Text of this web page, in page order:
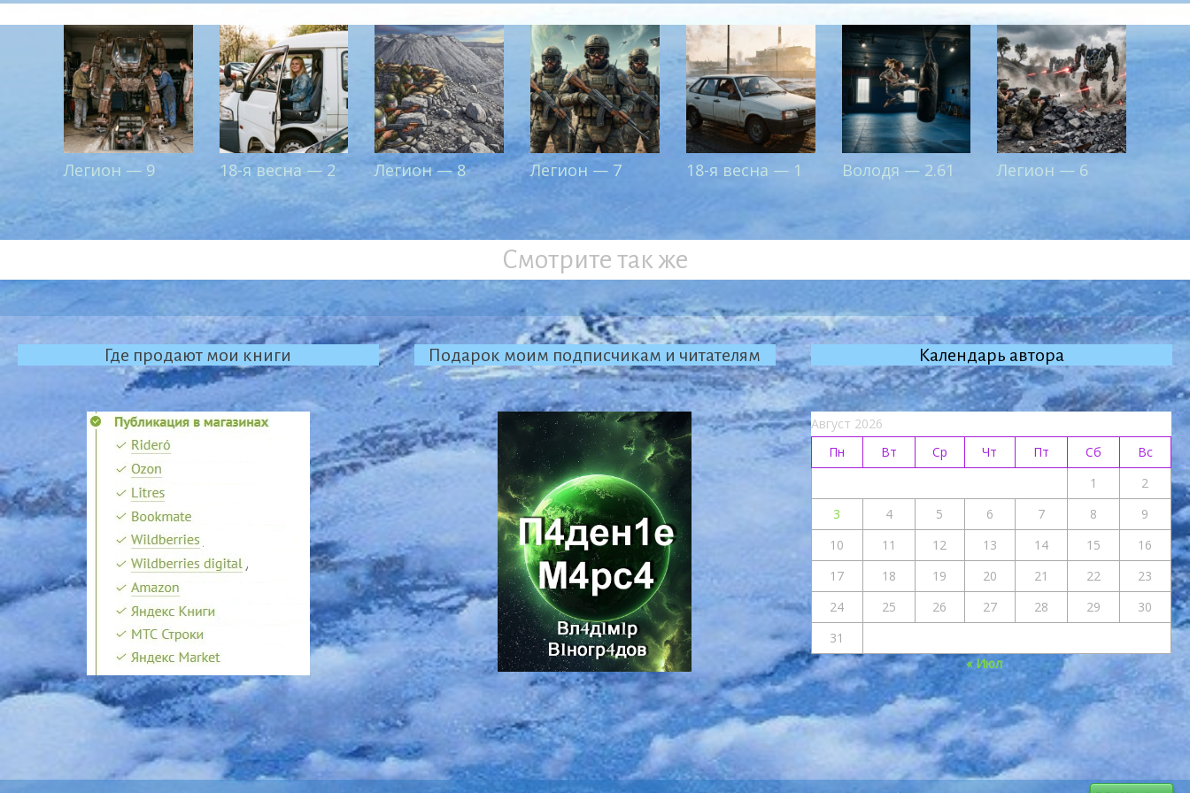
Легион — 9 18-я весна — 2 Легион — 8 Легион — 7 18-я весна — 1 Володя — 2.61 Легион — 6
Смотрите так же
Где продают мои книги Подарок моим подписчикам и читателям Календарь автора
Август 2026
Пн
Вт Ср Чт Пт Сб
Вс
1
2
3
4 5 6 7 8
9
10
11 12 13 14 15
16
17
18 19 20 21 22
23
24
25 26 27 28 29
30
31
« Июл